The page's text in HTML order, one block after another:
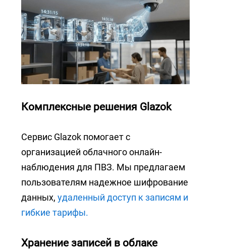
Комплексные решения Glazok
Сервис Glazok помогает с
организацией облачного онлайн-
наблюдения для ПВЗ. Мы предлагаем
пользователям надежное шифрование
данных,удаленный доступ к записям и
гибкие тарифы.
Хранение записей в облаке